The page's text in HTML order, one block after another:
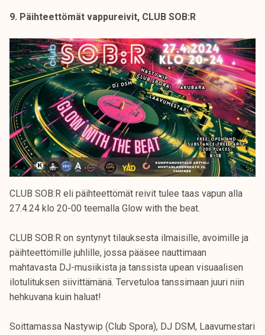
9. Päihteettömät vappureivit, CLUB SOB:R
CLUB SOB:R eli päihteettömät reivit tulee taas vapun alla
27.4.24 klo 20-00 teemalla Glow with the beat.
CLUB SOB:R on syntynyt tilauksesta ilmaisille, avoimille ja
päihteettömille juhlille, jossa pääsee nauttimaan
mahtavasta DJ-musiikista ja tanssista upean visuaalisen
ilotulituksen siivittämänä. Tervetuloa tanssimaan juuri niin
hehkuvana kuin haluat!
Soittamassa Nastywip (Club Spora), DJ DSM, Laavumestari